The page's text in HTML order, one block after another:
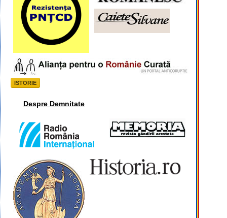
ISTORIE
Despre Demnitate